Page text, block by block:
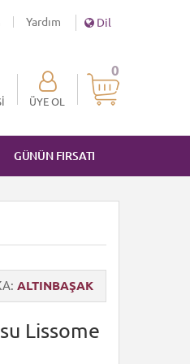
Yardım Dil
0
ÜYE OL
GÜNÜN FIRSATI
ALTINBAŞAK
Lissome